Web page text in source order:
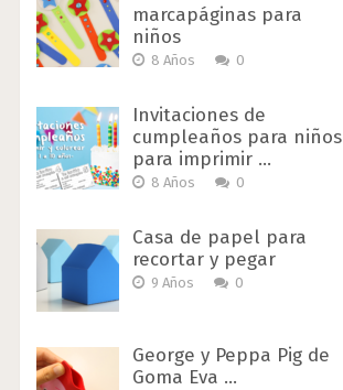
marcapáginas para
niños
8 Años 0
Invitaciones de
cumpleaños para niños
para imprimir …
8 Años 0
Casa de papel para
recortar y pegar
9 Años 0
George y Peppa Pig de
Goma Eva …